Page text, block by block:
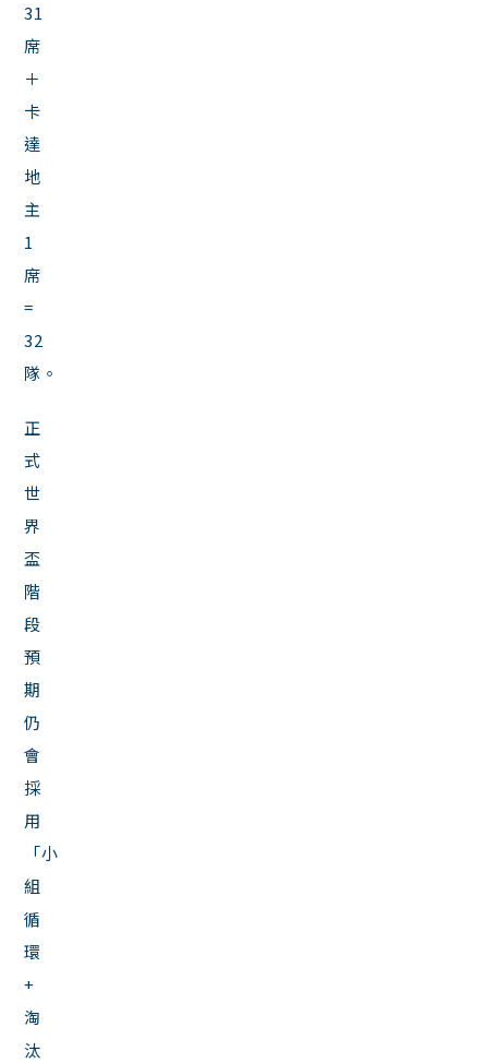
31
席
＋
卡
達
地
主
1
席
=
32
隊。
正
式
世
界
盃
階
段
預
期
仍
會
採
用
「小
組
循
環
+
淘
汰